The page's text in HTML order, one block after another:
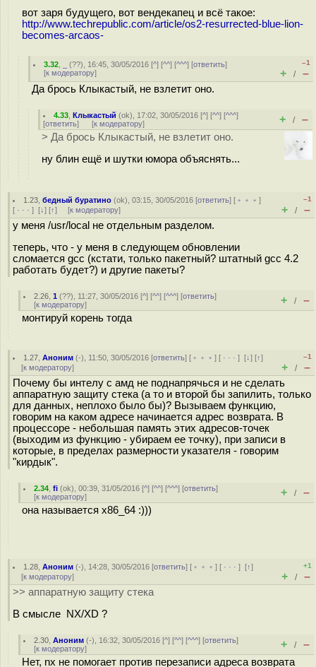
вот заря будущего, вот вендекапец и всё такое:
http://www.techrepublic.com/article/os2-resurrected-blue-lion-
becomes-arcaos-
3.32 (??), 16:45, 30/05/2016 [^] [^^] [^^^] [ответить]
[к модератору]
–1
+ / –
Да брось Клыкастый, не взлетит оно.
4.33 ,Клыкастый (ok), 17:02, 30/05/2016 [^] [^^] [^^^]
[ответить] [к модератору] + / –
> Да брось Клыкастый, не взлетит оно.
ну блин ещё и шутки юмора объяснять...
1.23 ,бедный буратино (ok), 03:15, 30/05/2016 [ответить] [ ﹢﹢﹢]
[ · · · ] [↓] [↑] [к модератору]
–1
+ / –
у меня /usr/local не отдельным разделом.
теперь, что - у меня в следующем обновлении
сломается gcc (кстати, только пакетный? штатный gcc 4.2
работать будет?) и другие пакеты?
2.26 ,1 (??), 11:27, 30/05/2016 [^] [^^] [^^^] [ответить]
[к модератору] + / –
монтируй корень тогда
1.27 ,Аноним (-), 11:50, 30/05/2016 [ответить] [ ﹢﹢﹢] [ · · ·][↓] [↑]
[к модератору]
–1
+ / –
Почему бы интелу с амд не поднапрячься и не сделать
аппаратную защиту стека (а то и второй бы запилить, только
для данных, неплохо было бы)? Вызываем функцию,
говорим на каком адресе начинается адрес возврата. В
процессоре - небольшая память этих адресов-точек
(выходим из функцию - убираем ее точку), при записи в
которые, в пределах размерности указателя - говорим
"кирдык".
2.34 ,fi (ok), 00:39, 31/05/2016 [^] [^^] [^^^] [ответить]
[к модератору] + / –
она называется x86_64 :)))
1.28 ,Аноним (-), 14:28, 30/05/2016 [ответить] [ ﹢﹢﹢] [ · · ·][↑]
[к модератору]
+1
+ / –
>> аппаратную защиту стека
В смысле NX/XD ?
2.30 ,Аноним (-), 16:32, 30/05/2016 [^] [^^] [^^^] [ответить]
[к модератору] + / –
Нет, nx не помогает против перезаписи адреса возврата